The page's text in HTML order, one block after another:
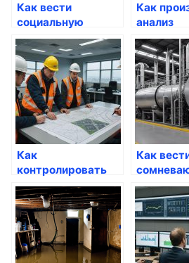
Как вести
социальную
работоспособность
через госуслуги
Как
анализ
Как
контролировать
исполнение своих
заявок на
госуслугах
Как
через